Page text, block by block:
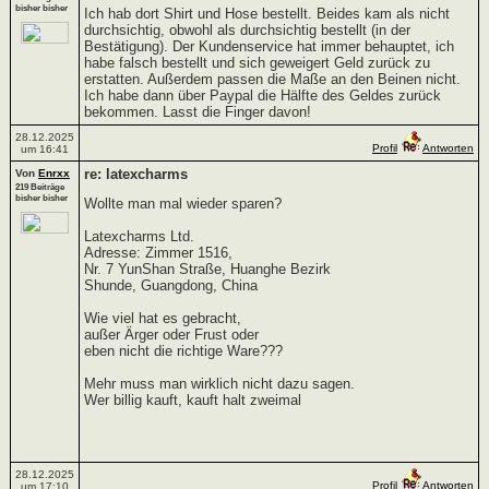
bisher bisher
Ich hab dort Shirt und Hose bestellt. Beides kam als nicht
durchsichtig, obwohl als durchsichtig bestellt (in der
Bestätigung). Der Kundenservice hat immer behauptet, ich
habe falsch bestellt und sich geweigert Geld zurück zu
erstatten. Außerdem passen die Maße an den Beinen nicht.
Ich habe dann über Paypal die Hälfte des Geldes zurück
bekommen. Lasst die Finger davon!
28.12.2025
um 16:41
Profil Antworten
Von Enrxx
219 Beiträge
bisher bisher
re: latexcharms
Wollte man mal wieder sparen?
Latexcharms Ltd.
Adresse: Zimmer 1516,
Nr. 7 YunShan Straße, Huanghe Bezirk
Shunde, Guangdong, China
Wie viel hat es gebracht,
außer Ärger oder Frust oder
eben nicht die richtige Ware???
Mehr muss man wirklich nicht dazu sagen.
Wer billig kauft, kauft halt zweimal
28.12.2025
um 17:10
Profil Antworten